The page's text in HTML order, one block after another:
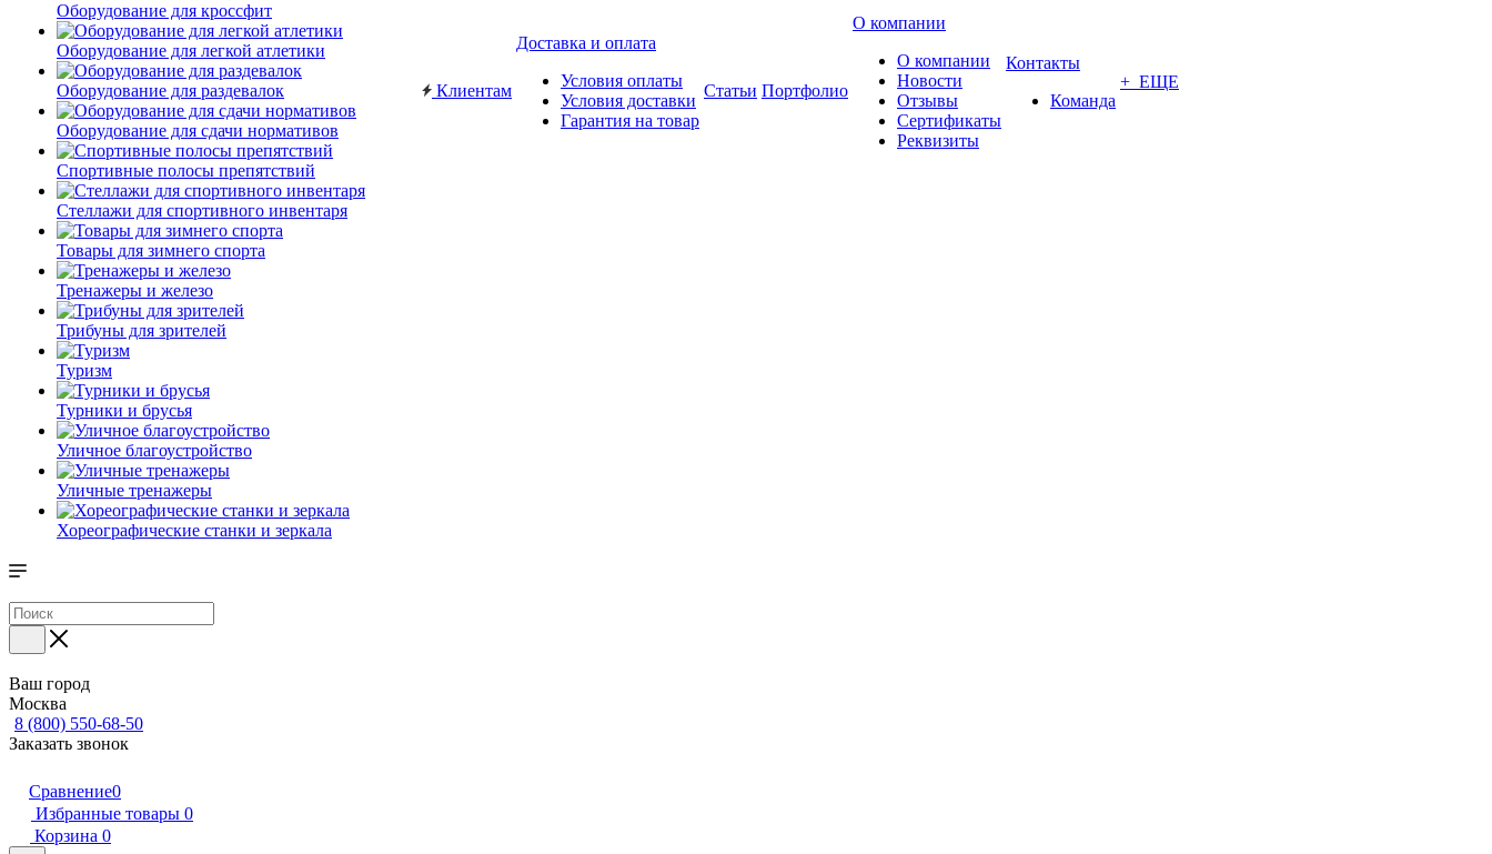
Оборудование для кроссфит
Оборудование для легкой атлетики
Оборудование для раздевалок
Оборудование для сдачи нормативов
Спортивные полосы препятствий
Стеллажи для спортивного инвентаря
Товары для зимнего спорта
Тренажеры и железо
Трибуны для зрителей
Туризм
Турники и брусья
Уличное благоустройство
Уличные тренажеры
Хореографические станки и зеркала
Клиентам
Доставка и оплата
Условия оплаты
Условия доставки
Гарантия на товар
Статьи Портфолио
О компании
О компании
Новости
Отзывы
Сертификаты
Реквизиты
Контакты
Команда
+ ЕЩЕ
Ваш город
Москва
8 (800) 550-68-50
Заказать звонок
Сравнение0
Избранные товары 0
Корзина 0